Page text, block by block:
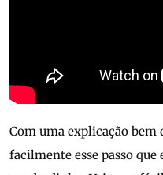
Com uma explicação bem
facilmente esse passo